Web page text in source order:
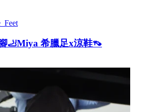
🦶Miya 希臘足x涼鞋👡